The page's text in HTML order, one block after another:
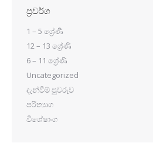
ප්‍රවර්ග
1 – 5 ශ්‍රේණි
12 – 13 ශ්‍රේණි
6 – 11 ශ්‍රේණි
Uncategorized
දැන්වීම් පුවරුව
පරිත්‍යාග
විශේෂාංග